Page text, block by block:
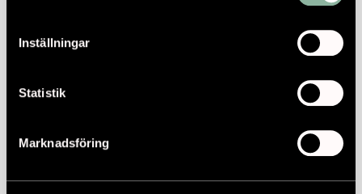
Inställningar
Statistik
Marknadsföring